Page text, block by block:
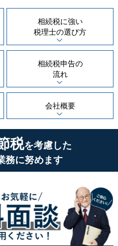
相続税に強い
税理士の選び方
相続税申告の
流れ
会社概要
税を考慮した
務に努めます